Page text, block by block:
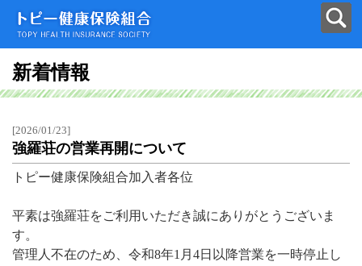
新着情報
[2026/01/23]
強羅荘の営業再開について
トピー健康保険組合加入者各位
平素は強羅荘をご利用いただき誠にありがとうございま
す。
管理人不在のため、令和8年1月4日以降営業を一時停止し